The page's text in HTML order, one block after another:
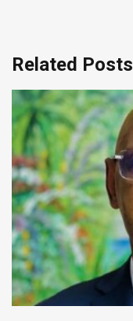
Related Posts